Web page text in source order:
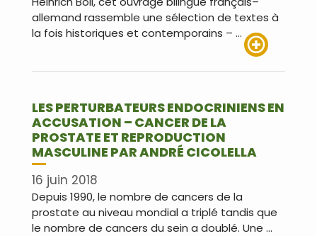
allemand rassemble une sélection de textes à
la fois historiques et contemporains – …
LES PERTURBATEURS ENDOCRINIENS EN
ACCUSATION – CANCER DE LA
PROSTATE ET REPRODUCTION
MASCULINE PAR ANDRÉ CICOLELLA
16 juin 2018
Depuis 1990, le nombre de cancers de la
prostate au niveau mondial a triplé tandis que
le nombre de cancers du sein a doublé. Une …